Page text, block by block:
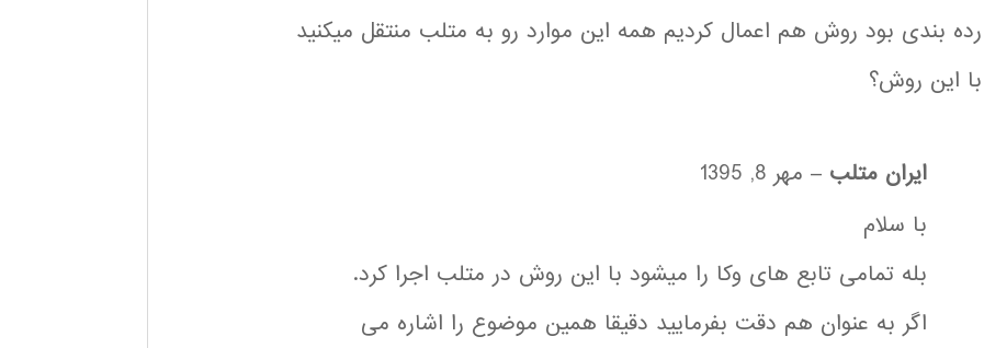
رده بندی بود روش هم اعمال کردیم همه این موارد رو به متلب منتقل میکنید
با این روش؟
ایران متلب – مهر 8, 1395
با سلام
بله تمامی تابع های وکا را میشود با این روش در متلب اجرا کرد.
اگر به عنوان هم دقت بفرمایید دقیقا همین موضوع را اشاره می